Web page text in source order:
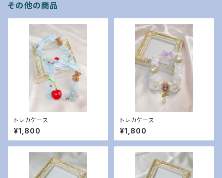
その他の商品
トレカケース
¥1,800
トレカケース
¥1,800